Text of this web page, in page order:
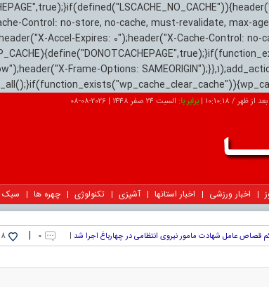
Control: no-store, no-cache, must-revalidate, max-
Accel-Expires: 0");header("X-Cache-Control: no-
Frame-Options:
10:10:19
|برابر با: السبت 24 صفر 1448 |
2026-08-08
اخبار ورزشی اخبار استانها آشپزی تکنولوژی چهره ها سبک
قصاص عامل شهادت مامور نیروی انتظامی در چهارباغ اجرا شد | ۰ |
8